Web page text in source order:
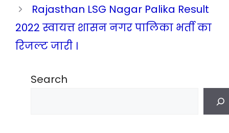
Rajasthan LSG Nagar Palika Result
2022 स्वायत्त शासन नगर पालिका भर्ती का
रिजल्ट जारी ।
Search